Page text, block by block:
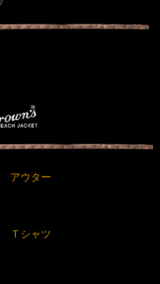
アウター
Ｔシャツ